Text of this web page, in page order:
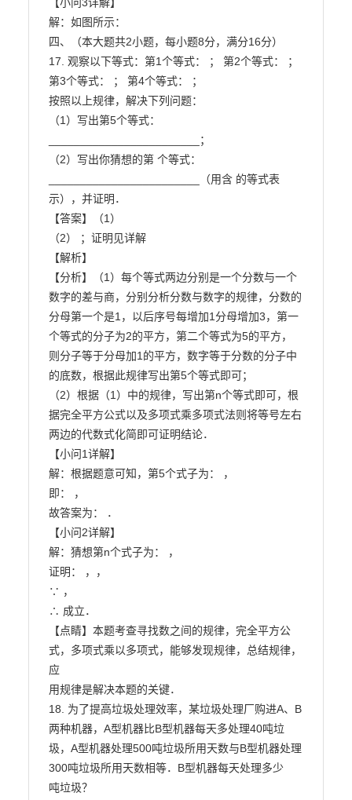
解：如图所示：
四、（本大题共2小题，每小题8分，满分16分）
17. 观察以下等式：第1个等式： ； 第2个等式： ；
第3个等式： ； 第4个等式： ；
按照以上规律，解决下列问题：
（1）写出第5个等式：
________________________；
（2）写出你猜想的第 个等式：
________________________（用含 的等式表
示），并证明．
【答案】（1）
（2） ；证明见详解
【解析】
【分析】（1）每个等式两边分别是一个分数与一个
数字的差与商，分别分析分数与数字的规律，分数的
分母第一个是1，以后序号每增加1分母增加3，第一
个等式的分子为2的平方，第二个等式为5的平方，
则分子等于分母加1的平方，数字等于分数的分子中
的底数，根据此规律写出第5个等式即可；
（2）根据（1）中的规律，写出第n个等式即可，根
据完全平方公式以及多项式乘多项式法则将等号左右
两边的代数式化简即可证明结论．
【小问1详解】
解：根据题意可知，第5个式子为： ，
即： ，
故答案为： ．
【小问2详解】
解：猜想第n个式子为： ，
证明： ，，
∵ ，
∴ 成立．
【点睛】本题考查寻找数之间的规律，完全平方公
式，多项式乘以多项式，能够发现规律，总结规律，
应
用规律是解决本题的关键．
18. 为了提高垃圾处理效率，某垃圾处理厂购进A、B
两种机器，A型机器比B型机器每天多处理40吨垃
圾，A型机器处理500吨垃圾所用天数与B型机器处理
300吨垃圾所用天数相等．B型机器每天处理多少
吨垃圾？